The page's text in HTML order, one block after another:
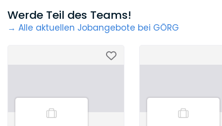
Werde Teil des Teams!
→ Alle aktuellen Jobangebote bei GÖRG